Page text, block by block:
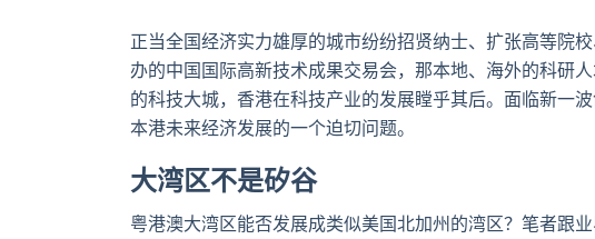
正当全国经济实力雄厚的城市纷纷招贤纳士、扩张高等院
办的中国国际高新技术成果交易会，那本地、海外的科研
的科技大城，香港在科技产业的发展瞠乎其后。面临新一
本港未来经济发展的一个迫切问题。
大湾区不是矽谷
粤港澳大湾区能否发展成类似美国北加州的湾区？笔者跟